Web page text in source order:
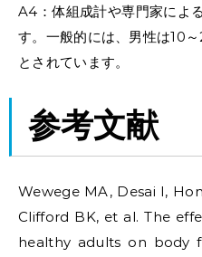
A4：体組成計や専門家によ
す。一般的には、男性は10
とされています。
参考文献
Wewege MA, Desai I,
Clifford BK, et al. The
healthy adults on body